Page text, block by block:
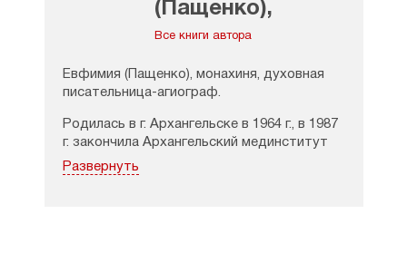
(Пащенко),
монахиня
Все книги автора
Евфимия (Пащенко), монахиня, духовная
писательница-агиограф.
Родилась в г. Архангельске в 1964 г., в 1987
г. закончила Архангельский мединститут
(АГМИ, ныне СГМУ), работала терапевтом в
доме престарелых, затем, с 2000 г.,
Развернуть